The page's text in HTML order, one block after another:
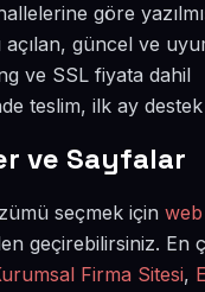
göre
açılan, güncel ve
ve SSL fiyata dahil
teslim, ilk ay
ve Sayfalar
seçmek için
geçirebilirsiniz. En
Firma Sitesi,